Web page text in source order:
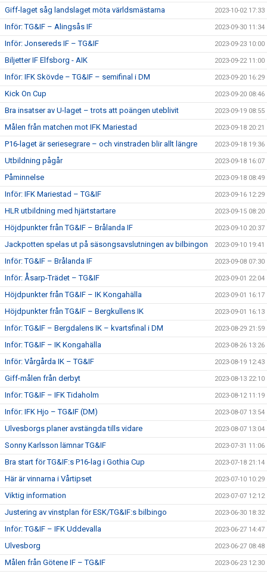
Giff-laget såg landslaget möta världsmästarna 2023-10-02 17:33
Inför: TG&IF – Alingsås IF 2023-09-30 11:34
Inför: Jonsereds IF – TG&IF 2023-09-23 10:00
Biljetter IF Elfsborg - AIK 2023-09-22 11:00
Inför: IFK Skövde – TG&IF – semifinal i DM 2023-09-20 16:29
Kick On Cup 2023-09-20 08:46
Bra insatser av U-laget – trots att poängen uteblivit 2023-09-19 08:55
Målen från matchen mot IFK Mariestad 2023-09-18 20:21
P16-laget är seriesegrare – och vinstraden blir allt längre 2023-09-18 19:36
Utbildning pågår 2023-09-18 16:07
Påminnelse 2023-09-18 08:49
Inför: IFK Mariestad – TG&IF 2023-09-16 12:29
HLR utbildning med hjärtstartare 2023-09-15 08:20
Höjdpunkter från TG&IF – Brålanda IF 2023-09-10 20:37
Jackpotten spelas ut på säsongsavslutningen av bilbingon 2023-09-10 19:41
Inför: TG&IF – Brålanda IF 2023-09-08 07:30
Inför: Åsarp-Trädet – TG&IF 2023-09-01 22:04
Höjdpunkter från TG&IF – IK Kongahälla 2023-09-01 16:17
Höjdpunkter från TG&IF – Bergkullens IK 2023-09-01 16:13
Inför: TG&IF – Bergdalens IK – kvartsfinal i DM 2023-08-29 21:59
Inför: TG&IF – IK Kongahälla 2023-08-26 13:26
Inför: Vårgårda IK – TG&IF 2023-08-19 12:43
Giff-målen från derbyt 2023-08-13 22:10
Inför: TG&IF – IFK Tidaholm 2023-08-12 11:19
Inför: IFK Hjo – TG&IF (DM) 2023-08-07 13:54
Ulvesborgs planer avstängda tills vidare 2023-08-07 13:04
Sonny Karlsson lämnar TG&IF 2023-07-31 11:06
Bra start för TG&IF:s P16-lag i Gothia Cup 2023-07-18 21:14
Här är vinnarna i Vårtipset 2023-07-10 10:29
Viktig information 2023-07-07 12:12
Justering av vinstplan för ESK/TG&IF:s bilbingo 2023-06-30 18:32
Inför: TG&IF – IFK Uddevalla 2023-06-27 14:47
Ulvesborg 2023-06-27 08:48
Målen från Götene IF – TG&IF 2023-06-23 12:30